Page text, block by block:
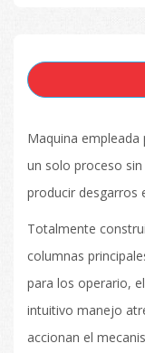
Maquina empleada
un solo proceso
producir desgarros
Totalmente
columnas
para los operario,
intuitivo manejo
accionan el